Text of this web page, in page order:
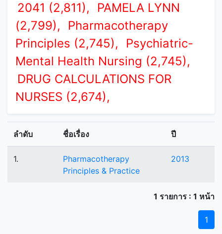
2041 (2,811),
PAMELA LYNN
(2,799),
Pharmacotherapy
Principles (2,745),
Psychiatric-
Mental Health Nursing (2,745),
DRUG CALCULATIONS FOR
NURSES (2,674),
ลำดับ ชื่อเรื่อง ปี
1.
Pharmacotherapy
Principles & Practice
2013
1 รายการ : 1 หน้า
1